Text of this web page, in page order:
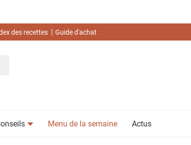
des recettes Guide d'achat
Menu de la semaine Actus